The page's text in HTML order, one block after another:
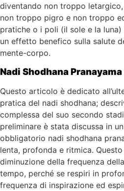
diventando non troppo
non troppo pigro e non troppo
pratiche o i poli (il sole e la
un effetto benefico sulla salute
mente-corpo.
Nadi Shodhana
Questo articolo è dedicato
pratica del nadi shodhana;
complessa del suo secondo
preliminare è stata discussa in
obbligatorio nadi shodhana
lenta, profonda e ritmica.
diminuzione della frequenza
tempo, perché se respiri in
frequenza di inspirazione ed